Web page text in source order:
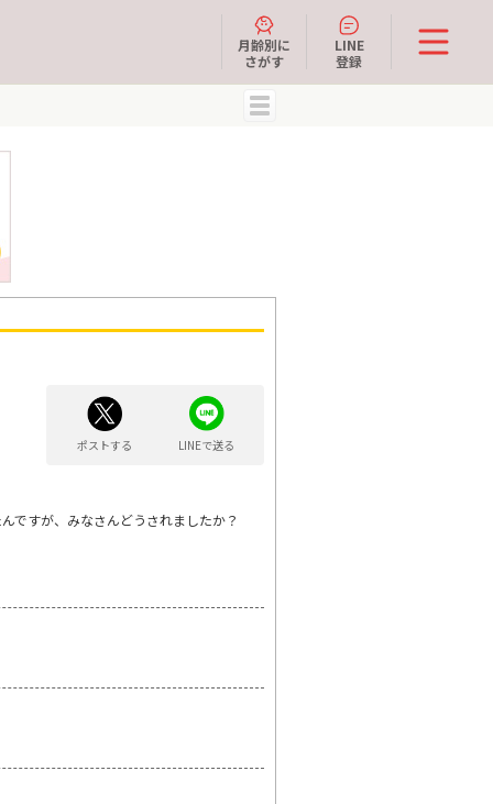
月齢別に
さがす
LINE
登録
ポストする LINEで送る
ですが、みなさんどうされましたか？